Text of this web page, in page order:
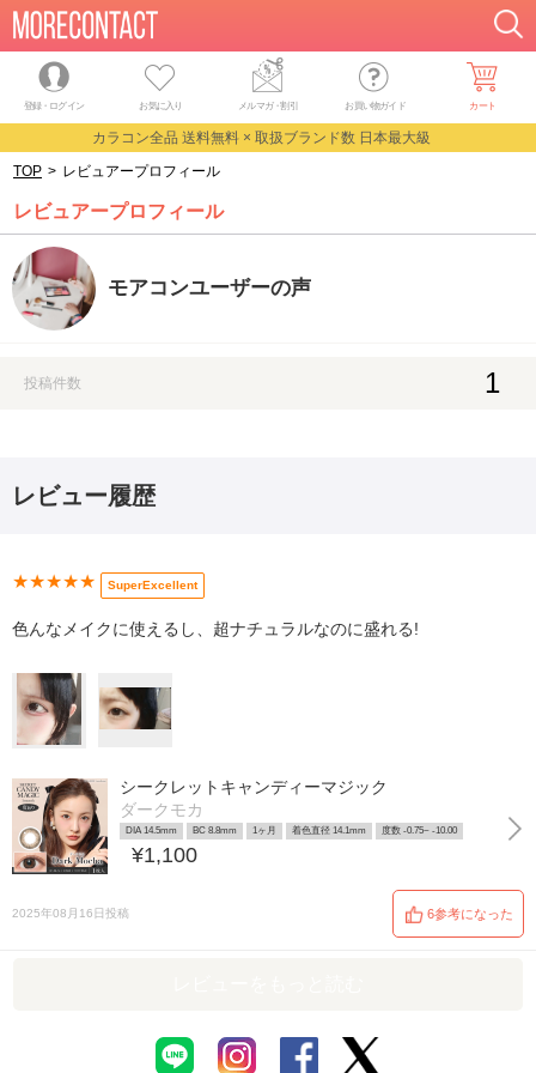
登録・ログイン お気に入り メルマガ・割引 お買い物ガイド カート
カラコン全品 送料無料 × 取扱ブランド数 日本最大級
TOP > レビュアープロフィール
レビュアープロフィール
モアコンユーザーの声
投稿件数 1
レビュー履歴
★★★★★ SuperExcellent
色んなメイクに使えるし、超ナチュラルなのに盛れる!
シークレットキャンディーマジック
ダークモカ
DIA 14.5mm BC 8.8mm 1ヶ月 着色直径 14.1mm 度数 -0.75~ -10.00
¥1,100
2025年08月16日投稿 6参考になった